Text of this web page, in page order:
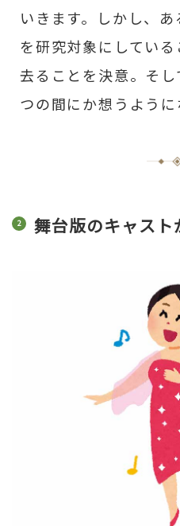
いきます。しかし、
を研究対象にしてい
去ることを決意。そ
つの間にか想うよう
舞台版のキャス